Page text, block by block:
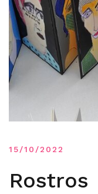
15/10/2022
Rostros